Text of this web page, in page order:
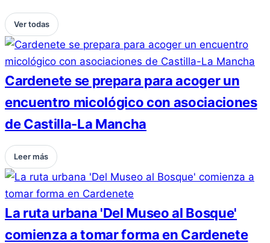
Ver todas
Cardenete se prepara para acoger un
encuentro micológico con asociaciones
de Castilla-La Mancha
Leer más
La ruta urbana 'Del Museo al Bosque'
comienza a tomar forma en Cardenete